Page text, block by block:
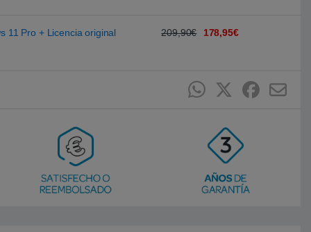
11 Pro + Licencia original 209,90€ 178,95€